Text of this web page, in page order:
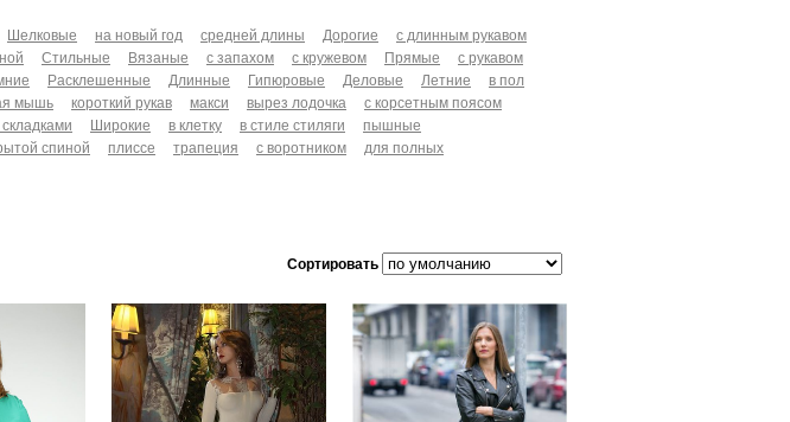
Шелковые на новый год средней длины Дорогие
с длинным рукавом
Стильные Вязаные с запахом с кружевом Прямые
с рукавом
Расклешенные Длинные Гипюровые Деловые Летние
в пол
мышь короткий рукав макси вырез лодочка
с корсетным поясом
Широкие в клетку в стиле стиляги
пышные
спиной плиссе трапеция с воротником
для полных
Сортировать